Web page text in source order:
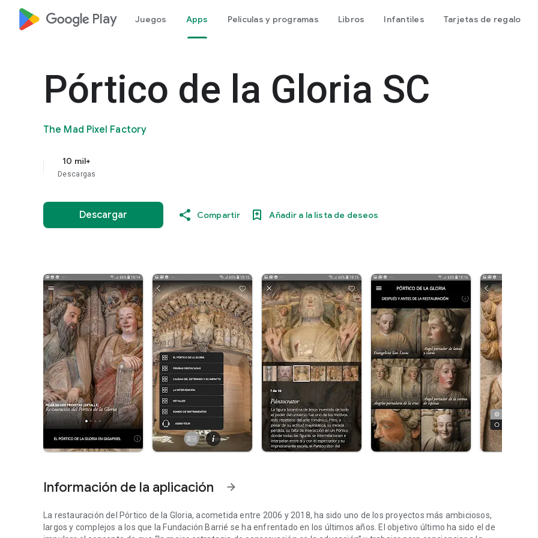
google_logo Play Juegos Apps Películas y programas Libros Infantiles Tarjetas de regalo
Pórtico de la Gloria SC
The Mad Pixel Factory
10 mil+
Descargas
Descargar Compartir Añadir a la lista de deseos
Información de la aplicación arrow_forward
La restauración del Pórtico de la Gloria, acometida entre 2006 y 2018, ha sido uno de los proyectos más ambiciosos,
largos y complejos a los que la Fundación Barrié se ha enfrentado en los últimos años. El objetivo último ha sido el de